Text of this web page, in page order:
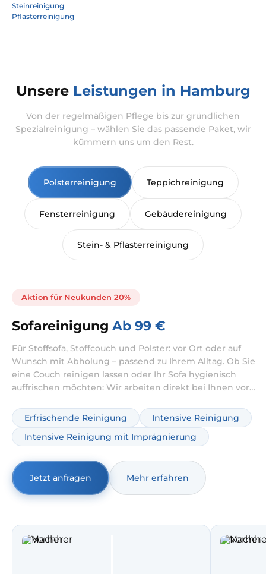
Steinreinigung
Pflasterreinigung
Unsere Leistungen in Hamburg
Von der regelmäßigen Pflege bis zur gründlichen
Spezialreinigung – wählen Sie das passende Paket, wir
kümmern uns um den Rest.
Polsterreinigung Teppichreinigung
Fensterreinigung Gebäudereinigung
Stein- & Pflasterreinigung
Aktion für Neukunden 20%
Sofareinigung Ab 99 €
Für Stoffsofa, Stoffcouch und Polster: vor Ort oder auf
Wunsch mit Abholung – passend zu Ihrem Alltag. Ob Sie
eine Couch reinigen lassen oder Ihr Sofa hygienisch
auffrischen möchten: Wir arbeiten direkt bei Ihnen vor
Bedarf mit intensiver Behandlung gegen Verschmutzung
und Gerüche.
Erfrischende Reinigung
Intensive Reinigung
Intensive Reinigung mit Imprägnierung
Jetzt anfragen Mehr erfahren